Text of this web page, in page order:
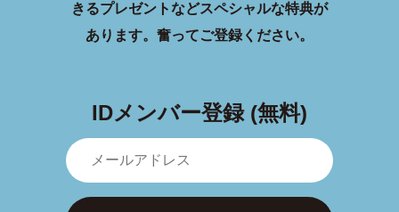
きるプレゼントなどスペシャルな特典が
あります。 奮ってご登録ください。
IDメンバー登録 (無料)